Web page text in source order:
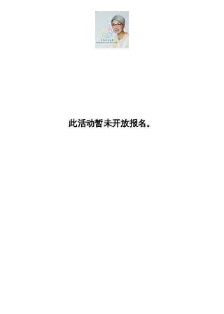
此活动暂未开放报名。